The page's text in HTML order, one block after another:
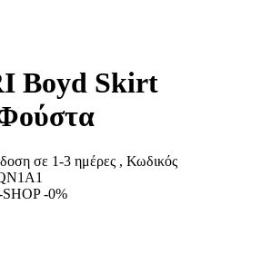
Boyd Skirt
σε 1-3 ημέρες , Κωδικός
-0%